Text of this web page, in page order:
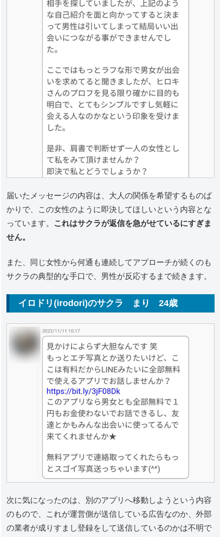
届いたメッセージの内容は、大人の関係を希望するものば
かりで、この女性のように即決してほしいという内容とな
っています。
これはサクラが返信を急がせているにすぎま
せん。
また、同じ女性から何通も連続してアプローチが続くのも
サクラの典型的な手口で、男性が反応するまで続きます。
イロドリ(irodori)のサクラ まり 24歳
次に気になったのは、別のアプリへ移動しようという内容
のもので、これが運営側が送信している広告なのか、外部
の業者が成りすまし登録をして送信しているのかは不明で